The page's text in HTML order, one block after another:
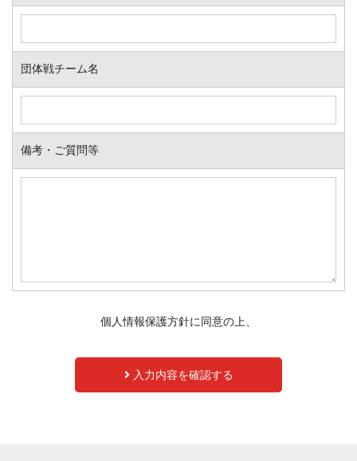
団体戦チーム名
備考・ご質問等
個人情報保護方針に同意の上、
入力内容を確認する